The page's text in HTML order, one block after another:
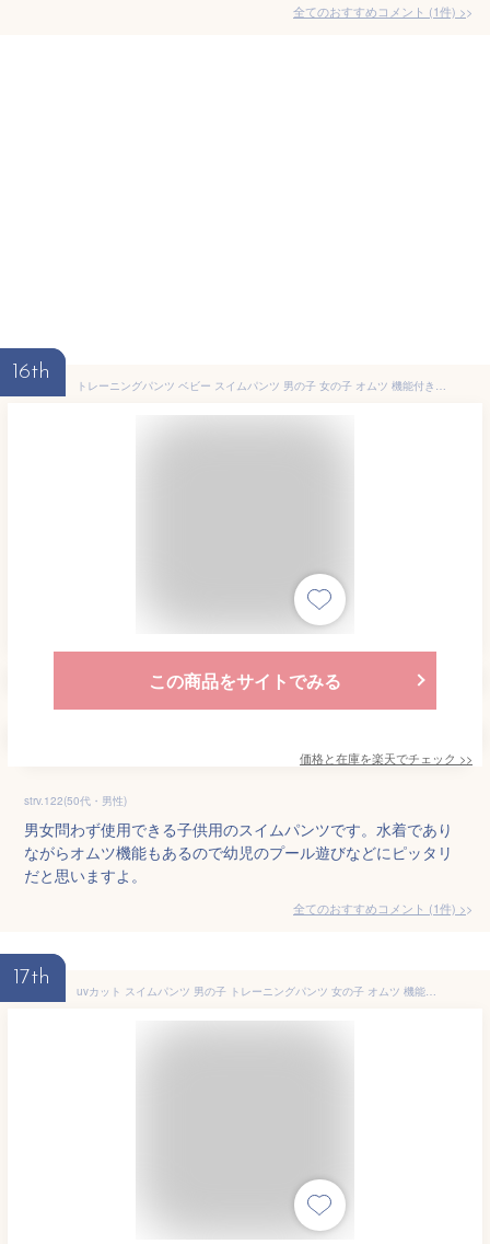
全てのおすすめコメント (1件) >
16th
トレーニングパンツ ベビー スイムパンツ 男の子 女の子 オムツ 機能付き 水遊び パンツ ベビー水着 水遊び用オムツ 水遊びパンツ おむつ スイミング ベビー水着 赤ちゃん 夏 uvカット 水着 スイムパンツ かわいい カラフル おしゃれ 送料無料
この商品をサイトでみる
価格と在庫を楽天でチェック >>
strv.122(50代・男性)
男女問わず使用できる子供用のスイムパンツです。水着であり
ながらオムツ機能もあるので幼児のプール遊びなどにピッタリ
だと思いますよ。
全てのおすすめコメント (1件) >
17th
uvカット スイムパンツ 男の子 トレーニングパンツ 女の子 オムツ 機能付き 水遊び用オムツ パンツ ベビー水着 女の子 水遊び 水遊びパンツ スイミング ベビー水着 赤ちゃん 夏 おむつ 水着 スイムパンツ かわいい カラフル ベビー